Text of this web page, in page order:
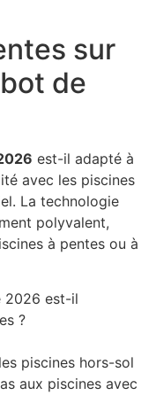
sur
de
est-il adapté à
avec les piscines
La technologie
polyvalent,
à pentes ou à
2026 est-il
?
piscines hors-sol
aux piscines avec